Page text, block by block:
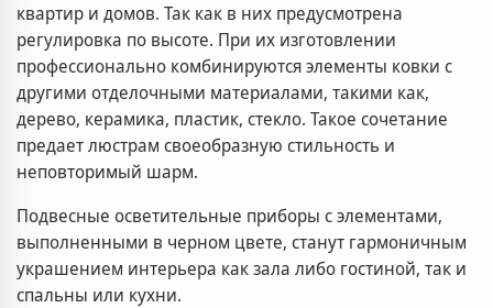
квартир и домов. Так как в них предусмотрена
регулировка по высоте. При их изготовлении
профессионально комбинируются элементы ковки с
другими отделочными материалами, такими как,
дерево, керамика, пластик, стекло. Такое сочетание
предает люстрам своеобразную стильность и
неповторимый шарм.
Подвесные осветительные приборы с элементами,
выполненными в черном цвете, станут гармоничным
украшением интерьера как зала либо гостиной, так и
спальны или кухни.